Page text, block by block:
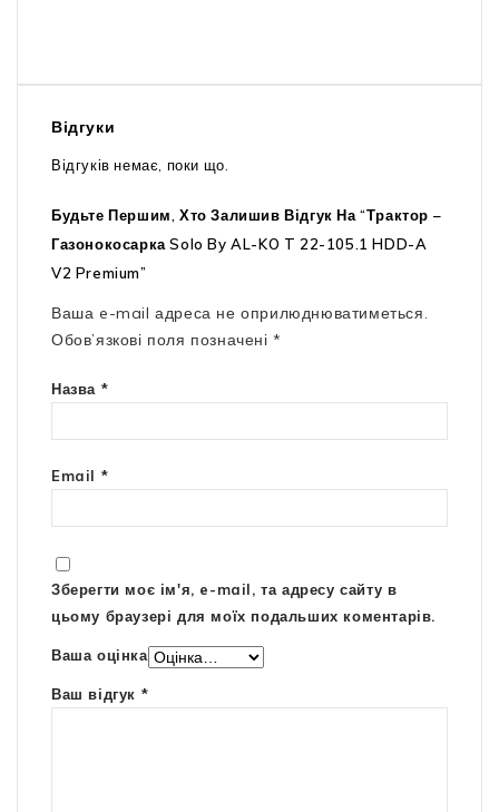
Відгуки
Відгуків немає, поки що.
Будьте Першим, Хто Залишив Відгук На “Трактор –
Газонокосарка Solo By AL-KO T 22-105.1 HDD-A
V2 Premium”
Ваша e-mail адреса не оприлюднюватиметься.
Обов’язкові поля позначені*
Назва *
Email *
Зберегти моє ім'я, e-mail, та адресу сайту в
цьому браузері для моїх подальших коментарів.
Ваша оцінка
Ваш відгук *